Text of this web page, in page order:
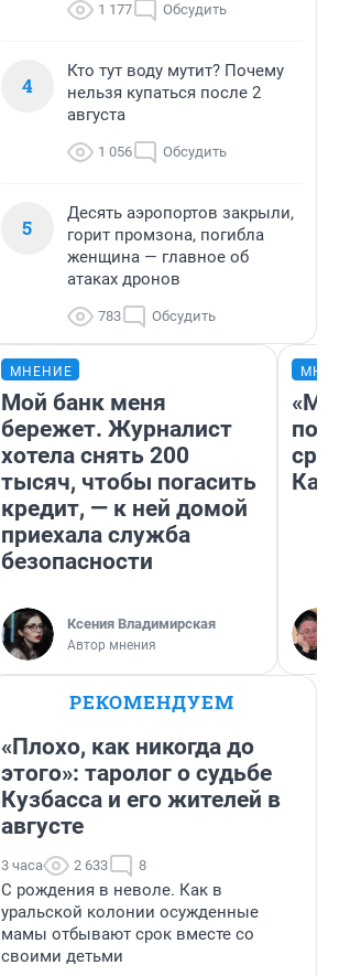
1 177 Обсудить
4
Кто тут воду мутит? Почему
нельзя купаться после 2
августа
1 056 Обсудить
5
Десять аэропортов закрыли,
горит промзона, погибла
женщина — главное об
атаках дронов
783 Обсудить
МНЕНИЕ
Мой банк меня
бережет. Журналист
хотела снять 200
тысяч, чтобы погасить
кредит, — к ней домой
приехала служба
безопасности
Ксения Владимирская
Автор мнения
РЕКОМЕНДУЕМ
«Плохо, как никогда до
этого»: таролог о судьбе
Кузбасса и его жителей в
августе
3 часа 2 633 8
С рождения в неволе. Как в
уральской колонии осужденные
мамы отбывают срок вместе со
своими детьми